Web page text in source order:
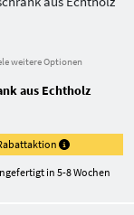
weitere Optionen
aus Echtholz
in 5-8 Wochen